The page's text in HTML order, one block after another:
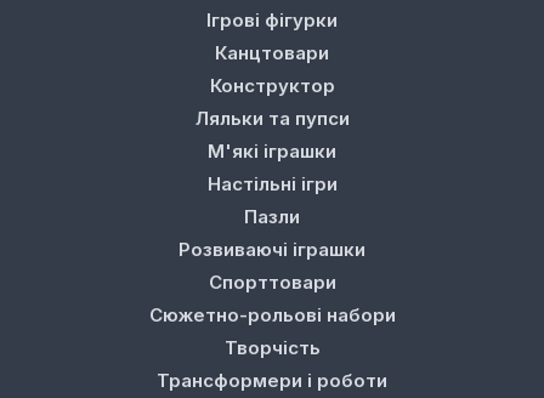
Ігрові фігурки
Канцтовари
Конструктор
Ляльки та пупси
М'які іграшки
Настільні ігри
Пазли
Розвиваючі іграшки
Спорттовари
Сюжетно-рольові набори
Творчість
Трансформери і роботи